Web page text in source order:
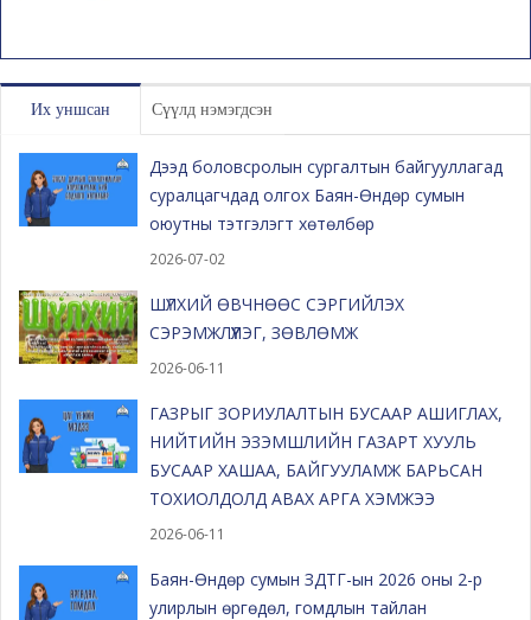
Их уншсан Сүүлд нэмэгдсэн
Дээд боловсролын сургалтын байгууллагад
суралцагчдад олгох Баян-Өндөр сумын
оюутны тэтгэлэгт хөтөлбөр
2026-07-02
ШҮЛХИЙ ӨВЧНӨӨС СЭРГИЙЛЭХ
СЭРЭМЖЛҮҮЛЭГ, ЗӨВЛӨМЖ
2026-06-11
ГАЗРЫГ ЗОРИУЛАЛТЫН БУСААР АШИГЛАХ,
НИЙТИЙН ЭЗЭМШЛИЙН ГАЗАРТ ХУУЛЬ
БУСААР ХАШАА, БАЙГУУЛАМЖ БАРЬСАН
ТОХИОЛДОЛД АВАХ АРГА ХЭМЖЭЭ
2026-06-11
Баян-Өндөр сумын ЗДТГ-ын 2026 оны 2-р
улирлын өргөдөл, гомдлын тайлан